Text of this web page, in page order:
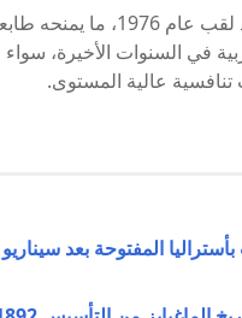
هذا التتويج يُعد الثاني في تاريخ
في السنوات الأخيرة، سواء
تنافسية عالية المستوى.
المفتوحة بعد